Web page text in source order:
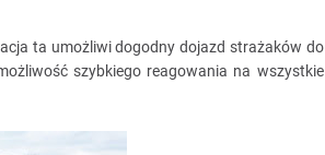
ta umożliwi dogodny dojazd strażaków do
szybkiego reagowania na wszystkie